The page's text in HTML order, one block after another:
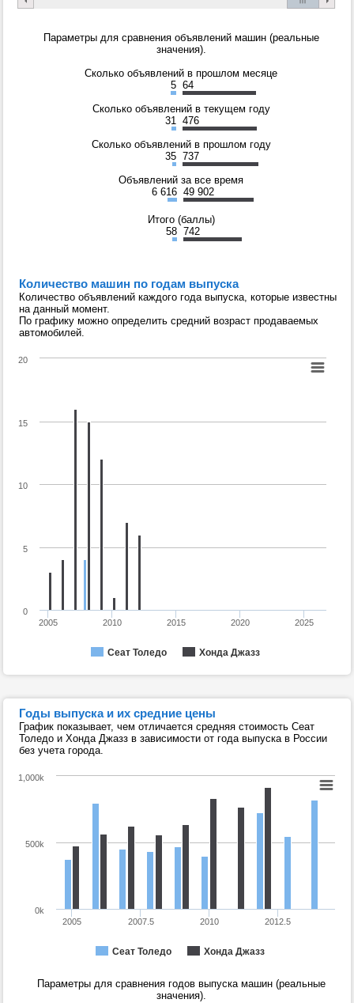
Параметры для сравнения объявлений машин (реальные
значения).
Сколько объявлений в прошлом месяце
5 64
Сколько объявлений в текущем году
31 476
Сколько объявлений в прошлом году
35 737
Объявлений за все время
6 616 49 902
Итого (баллы)
58 742
Количество машин по годам выпуска
Количество объявлений каждого года выпуска, которые известны
на данный момент.
По графику можно определить средний возраст продаваемых
автомобилей.
Сеат Толедо Хонда Джазз
2005 2010 2015 2020 2025
0
5
10
15
20
Годы выпуска и их средние цены
График показывает, чем отличается средняя стоимость Сеат
Толедо и Хонда Джазз в зависимости от года выпуска в России
без учета города.
Сеат Толедо Хонда Джазз
2005 2007.5 2010 2012.5
0k
500k
1,000k
Параметры для сравнения годов выпуска машин (реальные
значения).